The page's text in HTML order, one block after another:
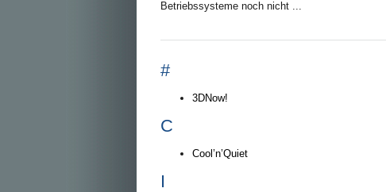
Betriebssysteme noch nicht ...
#
3DNow!
C
Cool’n’Quiet
I